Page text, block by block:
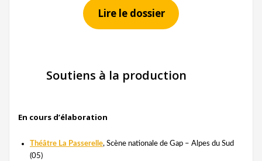
Lire le dossier
Soutiens à la production
En cours d’élaboration
Théâtre La Passerelle, Scène nationale de Gap – Alpes du Sud
(05)